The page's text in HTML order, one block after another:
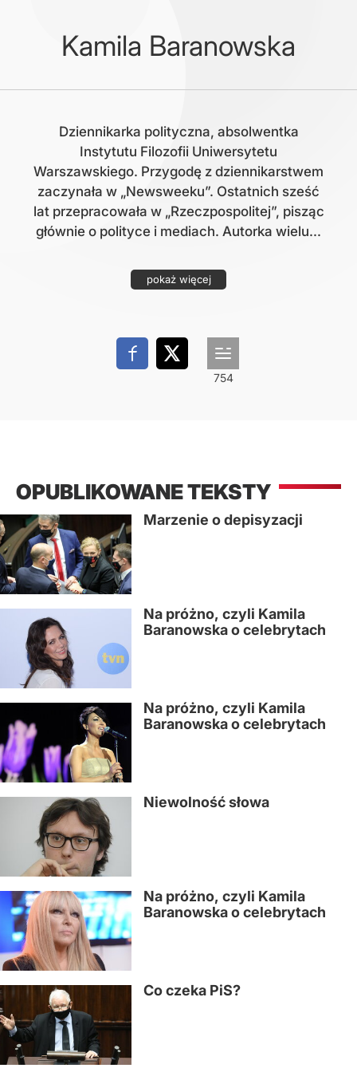
Kamila Baranowska
Dziennikarka polityczna, absolwentka
Instytutu Filozofii Uniwersytetu
Warszawskiego. Przygodę z dziennikarstwem
zaczynała w „Newsweeku”. Ostatnich sześć
lat przepracowała w „Rzeczpospolitej”, pisząc
głównie o polityce i mediach. Autorka wielu...
pokaż więcej
OPUBLIKOWANE TEKSTY
Marzenie o depisyzacji
Na próżno, czyli Kamila
Baranowska o celebrytach
Na próżno, czyli Kamila
Baranowska o celebrytach
Niewolność słowa
Na próżno, czyli Kamila
Baranowska o celebrytach
Co czeka PiS?